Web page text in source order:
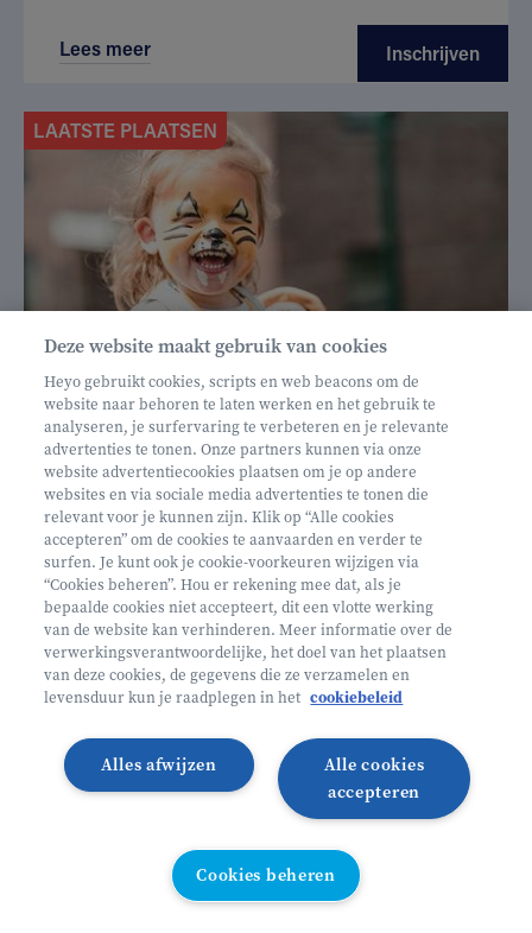
Lees meer Inschrijven
LAATSTE PLAATSEN
€ 160
Helan: €128
Mini ontdekkers
Beernem België
2 - 5 jaar
10/08 - 14/08
Zonder overnachting
Lees meer Inschrijven
VANAF 2,5 JAAR
Deze website maakt gebruik van cookies
Heyo gebruikt cookies, scripts en web beacons om de
website naar behoren te laten werken en het gebruik te
analyseren, je surfervaring te verbeteren en je relevante
advertenties te tonen. Onze partners kunnen via onze
website advertentiecookies plaatsen om je op andere
websites en via sociale media advertenties te tonen die
relevant voor je kunnen zijn. Klik op “Alle cookies
accepteren” om de cookies te aanvaarden en verder te
surfen. Je kunt ook je cookie-voorkeuren wijzigen via
“Cookies beheren”. Hou er rekening mee dat, als je
bepaalde cookies niet accepteert, dit een vlotte werking
van de website kan verhinderen. Meer informatie over de
verwerkingsverantwoordelijke, het doel van het plaatsen
van deze cookies, de gegevens die ze verzamelen en
levensduur kun je raadplegen in het cookiebeleid
Alle cookies
accepteren
Alles afwijzen
Cookies beheren